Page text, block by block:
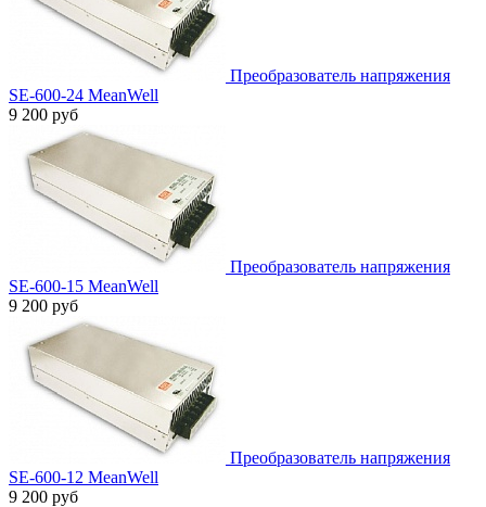
Преобразователь напряжения
SE-600-24 MeanWell
9 200 руб
Преобразователь напряжения
SE-600-15 MeanWell
9 200 руб
Преобразователь напряжения
SE-600-12 MeanWell
9 200 руб